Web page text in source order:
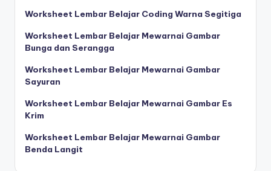
Worksheet Lembar Belajar Coding Warna Segitiga
Worksheet Lembar Belajar Mewarnai Gambar
Bunga dan Serangga
Worksheet Lembar Belajar Mewarnai Gambar
Sayuran
Worksheet Lembar Belajar Mewarnai Gambar Es
Krim
Worksheet Lembar Belajar Mewarnai Gambar
Benda Langit